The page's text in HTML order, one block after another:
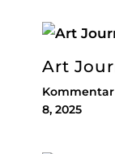
Art
8, 2025